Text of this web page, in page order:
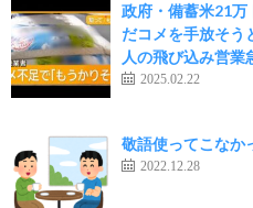
政府・備蓄米21万
だコメを手放そう
人の飛び込み営業
2025.02.22
敬語使ってこなか
2022.12.28